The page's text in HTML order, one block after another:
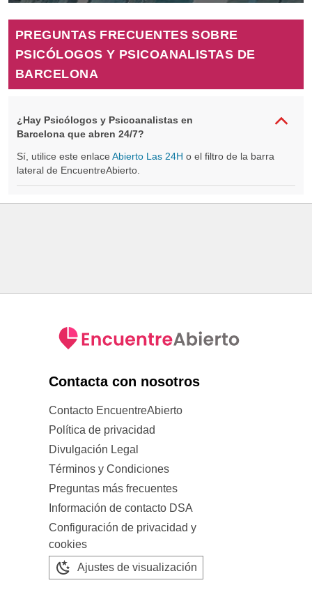
PREGUNTAS FRECUENTES SOBRE
PSICÓLOGOS Y PSICOANALISTAS DE
BARCELONA
¿Hay Psicólogos y Psicoanalistas en
Barcelona que abren 24/7?
Sí, utilice este enlace Abierto Las 24H o el filtro de la barra
lateral de EncuentreAbierto.
Contacta con nosotros
Contacto EncuentreAbierto
Política de privacidad
Divulgación Legal
Términos y Condiciones
Preguntas más frecuentes
Información de contacto DSA
Configuración de privacidad y
cookies
Ajustes de visualización